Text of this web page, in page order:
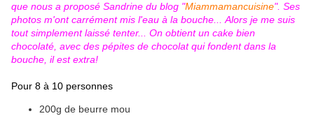
que nous a proposé Sandrine du blog "Miammamancuisine". Ses
photos m'ont carrément mis l'eau à la bouche... Alors je me suis
tout simplement laissé tenter... On obtient un cake bien
chocolaté, avec des pépites de chocolat qui fondent dans la
bouche, il est extra!
Pour 8 à 10 personnes
200g de beurre mou